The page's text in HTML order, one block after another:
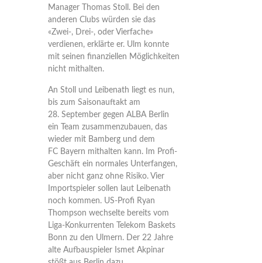
Manager Thomas Stoll. Bei den
anderen Clubs würden sie das
«Zwei-, Drei-, oder Vierfache»
verdienen, erklärte er. Ulm konnte
mit seinen finanziellen Möglichkeiten
nicht mithalten.
An Stoll und Leibenath liegt es nun,
bis zum Saisonauftakt am
28. September gegen ALBA Berlin
ein Team zusammenzubauen, das
wieder mit Bamberg und dem
FC Bayern mithalten kann. Im Profi-
Geschäft ein normales Unterfangen,
aber nicht ganz ohne Risiko. Vier
Importspieler sollen laut Leibenath
noch kommen. US-Profi Ryan
Thompson wechselte bereits vom
Liga-Konkurrenten Telekom Baskets
Bonn zu den Ulmern. Der 22 Jahre
alte Aufbauspieler Ismet Akpinar